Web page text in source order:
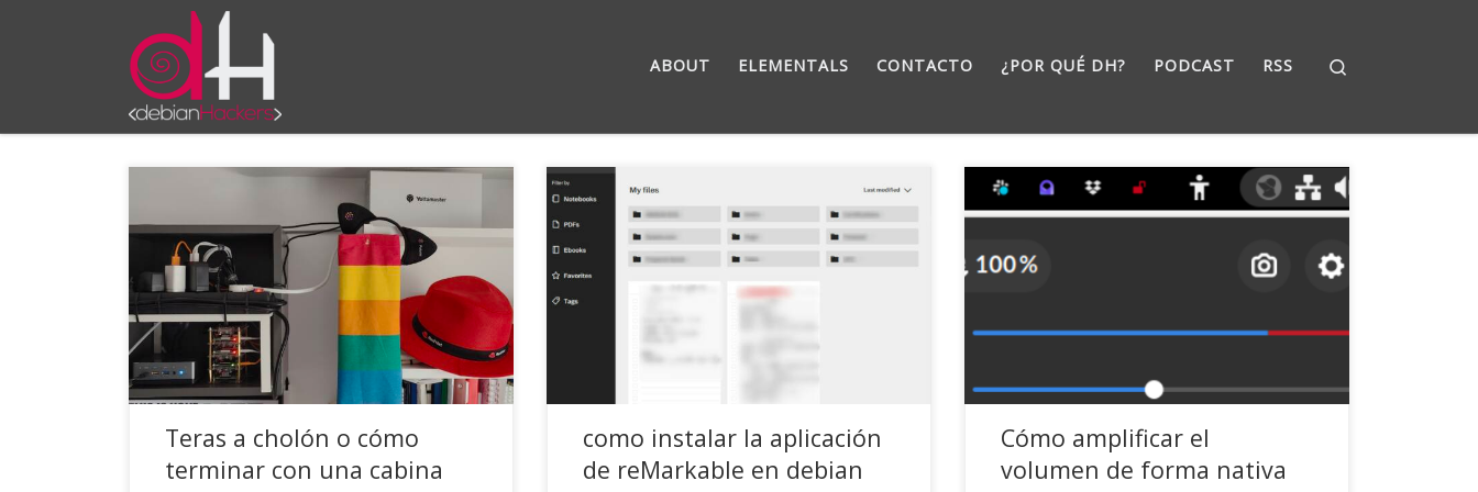
Saltar al contenido
ABOUT ELEMENTALS CONTACTO ¿POR QUÉ DH? PODCAST RSS
Durante el último año y medio me ha estado
rondando la cabeza la idea de tener más
espacio de almacenamiento disponible en
canelo, el servidor de casa pero quería hacerlo
de una forma diferente a como hasta entonces,
cuando añadía nuevos discos duros externos
por USB. Además de generar calor, […]
Teras a cholón o cómo
terminar con una cabina
Resulta que hace unos meses me compré una
tableta reMarkable, una de esas libretas digitales
en las que escribes y lees como si fuese una
Moleskine. Es una gozada, sinceramente y con
una de las últimas actualizaciones ya fue el
acabose, pudiendo escribir desde el ordenador,
tableta o móvil, todo […]
como instalar la aplicación
de reMarkable en debian
Post breve con un tip que he encontrado de pura
aumentar el volumen en tu Debian con GNOME,
distorsión (de hecho lo avisan). apt install
Cómo amplificar el
volumen de forma nativa